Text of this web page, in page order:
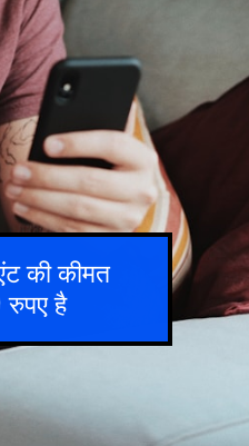
की कीमत
है